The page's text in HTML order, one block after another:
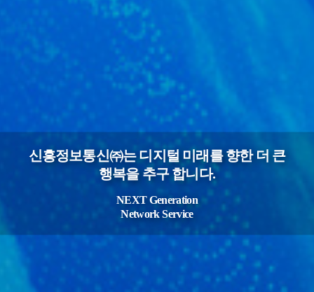
신흥정보통신㈜는 디지털 미래를 향한 더 큰
행복을 추구 합니다.
NEXT Generation
Network Service